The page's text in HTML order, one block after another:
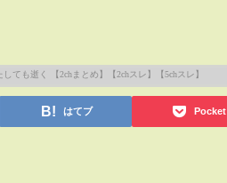
はてブ Pocket